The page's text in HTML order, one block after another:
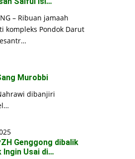
– Ribuan jamaah
kompleks Pondok Darut
Murobbi
dibanjiri
Genggong dibalik
Ingin Usai di…